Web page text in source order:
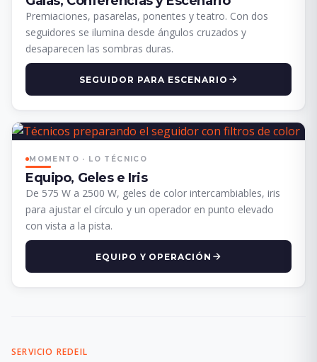
Premiaciones, pasarelas, ponentes y teatro. Con dos
seguidores se ilumina desde ángulos cruzados y
desaparecen las sombras duras.
SEGUIDOR PARA ESCENARIO
MOMENTO · LO TÉCNICO
Equipo, Geles e Iris
De 575 W a 2500 W, geles de color intercambiables, iris
para ajustar el círculo y un operador en punto elevado
con vista a la pista.
EQUIPO Y OPERACIÓN
SERVICIO REDEIL